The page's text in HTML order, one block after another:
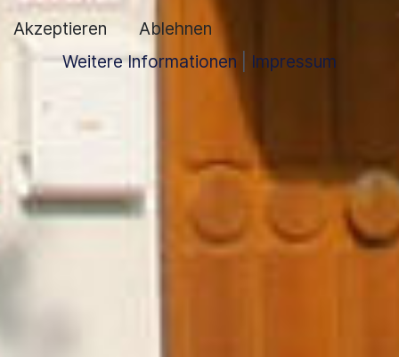
Akzeptieren
Ablehnen
Weitere Informationen
Impressum